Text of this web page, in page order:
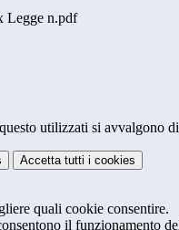
Legge n.pdf
utilizzati si avvalgono
Accetta tutti i cookies
quali cookie consentire.
il funzionamento